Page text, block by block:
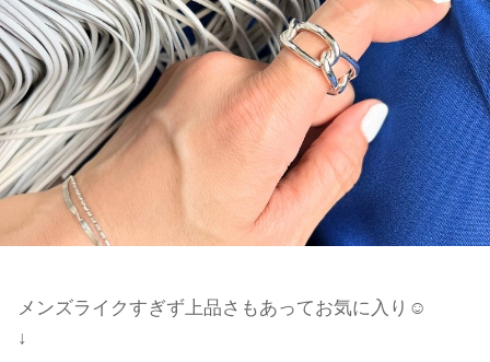
メンズライクすぎず上品さもあってお気に入り ☺︎
↓